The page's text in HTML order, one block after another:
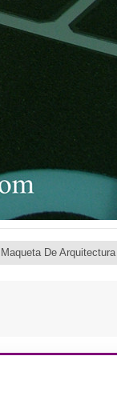
Maqueta De Arquitectura